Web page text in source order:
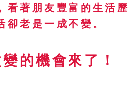
看著朋友豐富的生活歷
卻老是一成不變。
的機會來了！